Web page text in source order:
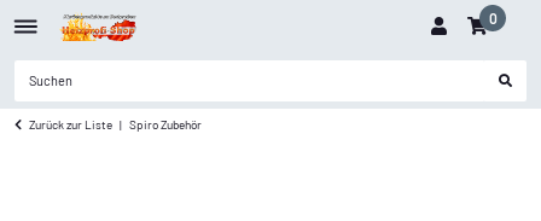
0
Zurück zur Liste Spiro Zubehör